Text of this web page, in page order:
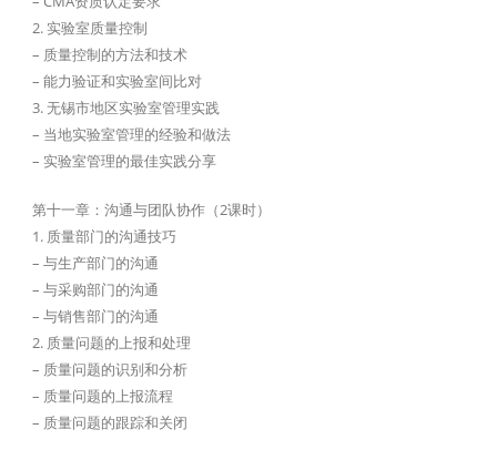
2. 实验室质量控制
– 质量控制的方法和技术
– 能力验证和实验室间比对
3. 无锡市地区实验室管理实践
– 当地实验室管理的经验和做法
– 实验室管理的最佳实践分享
第十一章：沟通与团队协作（2课时）
1. 质量部门的沟通技巧
– 与生产部门的沟通
– 与采购部门的沟通
– 与销售部门的沟通
2. 质量问题的上报和处理
– 质量问题的识别和分析
– 质量问题的上报流程
– 质量问题的跟踪和关闭